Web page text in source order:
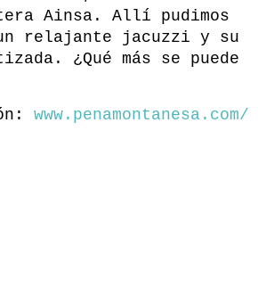
Ainsa. Allí pudimos
relajante jacuzzi y su
¿Qué más se puede
www.penamontanesa.com/